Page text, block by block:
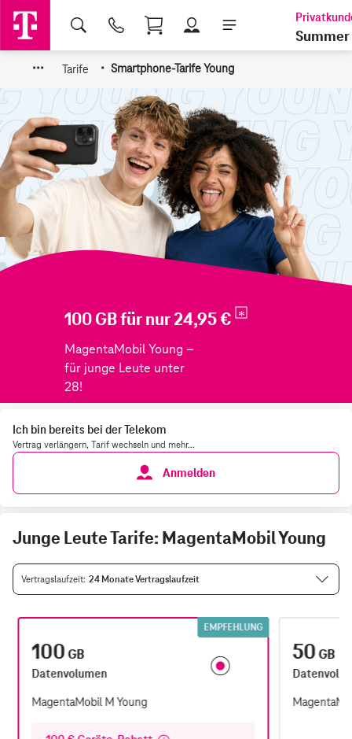
Shopping Cart
Summer
··· Tarife · Smartphone-Tarife Young
Ich bin bereits bei der Telekom
Vertrag verlängern, Tarif wechseln und mehr...
Anmelden
Junge Leute Tarife: MagentaMobil Young
Vertragslaufzeit 24 Monate Vertragslaufzeit
EMPFEHLUNG
100GB
Datenvolumen
MagentaMobil M Young
50GB